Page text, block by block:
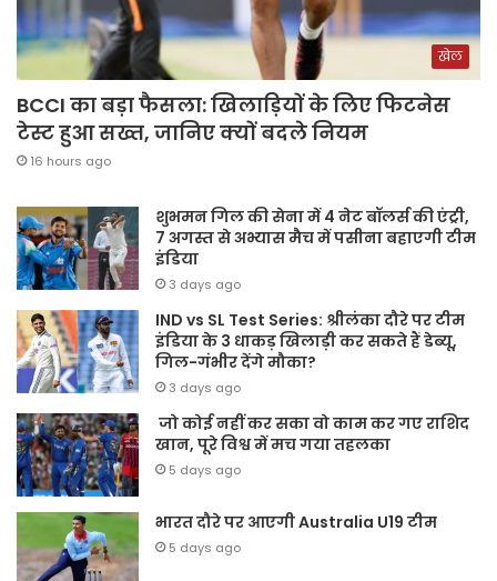
खेल
BCCI का बड़ा फैसला: खिलाड़ियों के लिए फिटनेस
टेस्ट हुआ सख्त, जानिए क्यों बदले नियम
16 hours ago
शुभमन गिल की सेना में 4 नेट बॉलर्स की एंट्री,
7 अगस्त से अभ्यास मैच में पसीना बहाएगी टीम
इंडिया
3 days ago
IND vs SL Test Series: श्रीलंका दौरे पर टीम
इंडिया के 3 धाकड़ खिलाड़ी कर सकते हैं डेब्यू,
गिल-गंभीर देंगे मौका?
3 days ago
जो कोई नहीं कर सका वो काम कर गए राशिद
खान, पूरे विश्व में मच गया तहलका
5 days ago
भारत दौरे पर आएगी Australia U19 टीम
5 days ago